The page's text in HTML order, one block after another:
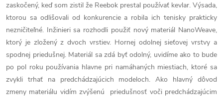
zaskočený, keď som zistil že Reebok prestal používať kevlar. Výsada,
ktorou sa odlišovali od konkurencie a robila ich tenisky prakticky
nezničiteľné. Inžinieri sa rozhodli použiť nový materiál NanoWeave,
ktorý je zložený z dvoch vrstiev. Hornej odolnej sieťovej vrstvy a
spodnej priedušnej. Materiál sa zdá byť odolný, uvidíme ako to bude
po pol roku používania hlavne pri namáhaných miestiach, ktoré sa
zvykli trhať na predchádzajúcich modeloch. Ako hlavný dôvod
zmeny materiálu vidím zvýšenú priedušnosť voči predchádzajúcim